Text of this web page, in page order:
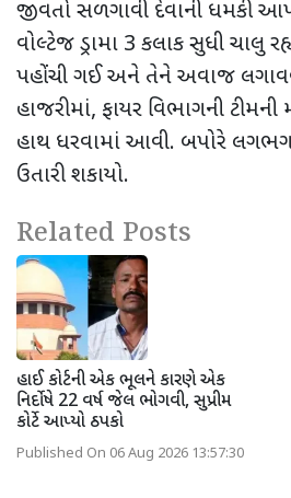
જીવતો સળગાવી દેવાની ધમકી
વોલ્ટેજ ડ્રામા 3 કલાક સુધી ચાલુ
પહોંચી ગઈ અને તેને અવાજ
હાજરીમાં, ફાયર વિભાગની ટીમની
હાથ ધરવામાં આવી. બપોરે
ઉતારી શકાયો.
Related Posts
હાઈ કોર્ટની એક ભૂલને કારણે એક
નિર્દોષે 22 વર્ષ જેલ ભોગવી, સુપ્રીમ
કોર્ટે આપ્યો ઠપકો
Published On 06 Aug 2026 13:57:30